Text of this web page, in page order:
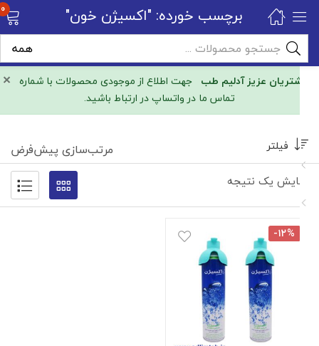
× مشتریان عزیز آدلیم طبجهت اطلاع از موجودی محصولات با شماره
تماس ما در واتساپ در ارتباط باشید.
برچسب خورده: "اکسیژن خون" 0
نمایش یک نتیجه
فیلتر مرتب‌سازی پیش‌فرض
-۱۲%